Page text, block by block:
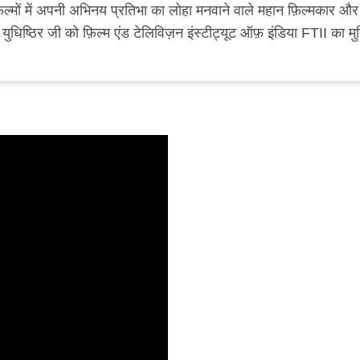
में अपनी अभिनय प्रतिभा का लोहा मनवाने वाले महान फ़िल्मकार और
जी को फ़िल्म एंड टेलिविज़न इंस्टीट्यूट ऑफ़ इंडिया FTII का